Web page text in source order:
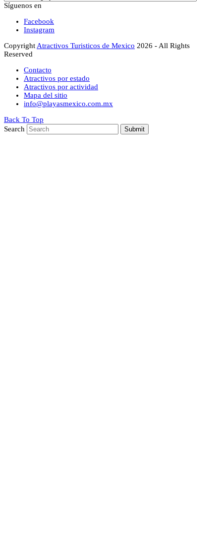
Síguenos en
Facebook
Instagram
Copyright Atractivos Turisticos de Mexico 2026 - All Rights
Reserved
Contacto
Atractivos por estado
Atractivos por actividad
Mapa del sitio
info@playasmexico.com.mx
Back To Top
Search
Submit